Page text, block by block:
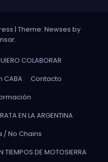
| Theme: Newses by
.
COLABORAR
CABA
Contacto
EN LA ARGENTINA
/ No Chains
TIEMPOS DE MOTOSIERRA